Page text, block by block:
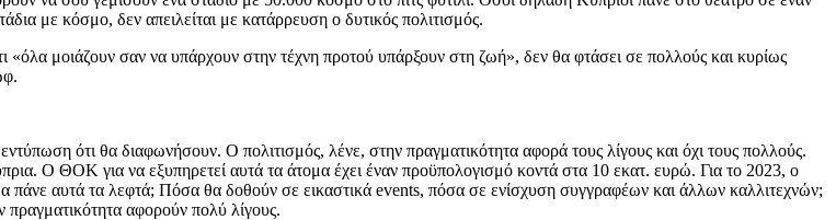
με κόσμο, δεν απειλείται με κατάρρευση ο δυτικός πολιτισμός.
μοιάζουν σαν να υπάρχουν στην τέχνη προτού υπάρξουν στη ζωή», δεν θα φτάσει σε πολλούς και κυρίως
ότι θα διαφωνήσουν. Ο πολιτισμός, λένε, στην πραγματικότητα αφορά τους λίγους και όχι τους πολλούς.
Ο ΘΟΚ για να εξυπηρετεί αυτά τα άτομα έχει έναν προϋπολογισμό κοντά στα 10 εκατ. ευρώ. Για το 2023, ο
αυτά τα λεφτά; Πόσα θα δοθούν σε εικαστικά events, πόσα σε ενίσχυση συγγραφέων και άλλων καλλιτεχνών;
αφορούν πολύ λίγους.